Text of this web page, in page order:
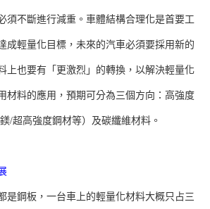
須不斷進行減重。車體結構合理化是首要工
成輕量化目標，未來的汽車必須要採用新的
上也要有「更激烈」的轉換，以解決輕量化
材料的應用，預期可分為三個方向：高強度
/超高強度鋼材等）及碳纖維材料。
是鋼板，一台車上的輕量化材料大概只占三